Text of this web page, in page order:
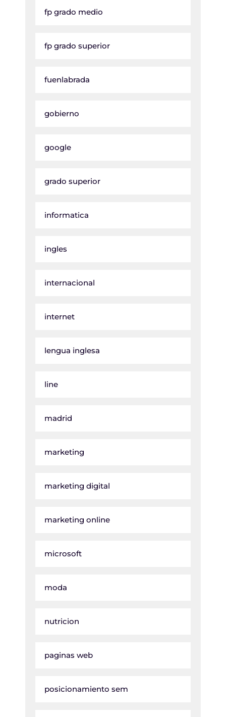
fp grado medio
fp grado superior
fuenlabrada
gobierno
google
grado superior
informatica
ingles
internacional
internet
lengua inglesa
line
madrid
marketing
marketing digital
marketing online
microsoft
moda
nutricion
paginas web
posicionamiento sem